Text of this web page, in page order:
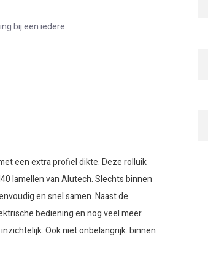
bij een iedere
een extra profiel dikte. Deze rolluik
lamellen van Alutech. Slechts binnen
en snel samen. Naast de
bediening en nog veel meer.
Ook niet onbelangrijk: binnen
geleverd met de geleiders,